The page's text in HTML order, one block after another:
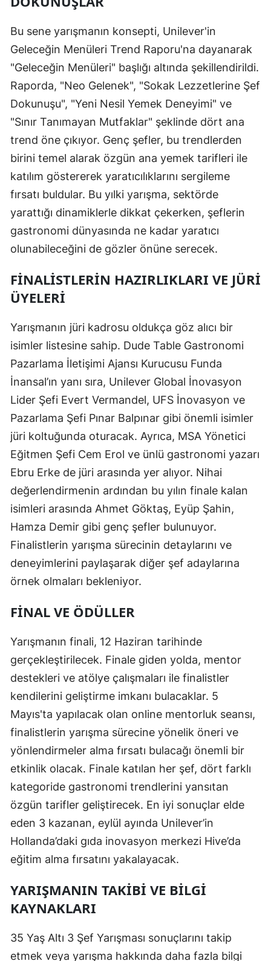
Bu sene yarışmanın konsepti, Unilever'in
Geleceğin Menüleri Trend Raporu'na dayanarak
"Geleceğin Menüleri" başlığı altında şekillendirildi.
Raporda, "Neo Gelenek", "Sokak Lezzetlerine Şef
Dokunuşu", "Yeni Nesil Yemek Deneyimi" ve
"Sınır Tanımayan Mutfaklar" şeklinde dört ana
trend öne çıkıyor. Genç şefler, bu trendlerden
birini temel alarak özgün ana yemek tarifleri ile
katılım göstererek yaratıcılıklarını sergileme
fırsatı buldular. Bu yılki yarışma, sektörde
yarattığı dinamiklerle dikkat çekerken, şeflerin
gastronomi dünyasında ne kadar yaratıcı
olunabileceğini de gözler önüne serecek.
FINALISTLERIN HAZIRLIKLARI VE JÜRI
ÜYELERI
Yarışmanın jüri kadrosu oldukça göz alıcı bir
isimler listesine sahip. Dude Table Gastronomi
Pazarlama İletişimi Ajansı Kurucusu Funda
İnansal’ın yanı sıra, Unilever Global İnovasyon
Lider Şefi Evert Vermandel, UFS İnovasyon ve
Pazarlama Şefi Pınar Balpınar gibi önemli isimler
jüri koltuğunda oturacak. Ayrıca, MSA Yönetici
Eğitmen Şefi Cem Erol ve ünlü gastronomi yazarı
Ebru Erke de jüri arasında yer alıyor. Nihai
değerlendirmenin ardından bu yılın finale kalan
isimleri arasında Ahmet Göktaş, Eyüp Şahin,
Hamza Demir gibi genç şefler bulunuyor.
Finalistlerin yarışma sürecinin detaylarını ve
deneyimlerini paylaşarak diğer şef adaylarına
örnek olmaları bekleniyor.
FINAL VE ÖDÜLLER
Yarışmanın finali, 12 Haziran tarihinde
gerçekleştirilecek. Finale giden yolda, mentor
destekleri ve atölye çalışmaları ile finalistler
kendilerini geliştirme imkanı bulacaklar. 5
Mayıs'ta yapılacak olan online mentorluk seansı,
finalistlerin yarışma sürecine yönelik öneri ve
yönlendirmeler alma fırsatı bulacağı önemli bir
etkinlik olacak. Finale katılan her şef, dört farklı
kategoride gastronomi trendlerini yansıtan
özgün tarifler geliştirecek. En iyi sonuçlar elde
eden 3 kazanan, eylül ayında Unilever’in
Hollanda’daki gıda inovasyon merkezi Hive’da
eğitim alma fırsatını yakalayacak.
YARIŞMANIN TAKIBI VE BILGI
KAYNAKLARI
35 Yaş Altı 3 Şef Yarışması sonuçlarını takip
etmek veya yarışma hakkında daha fazla bilgi